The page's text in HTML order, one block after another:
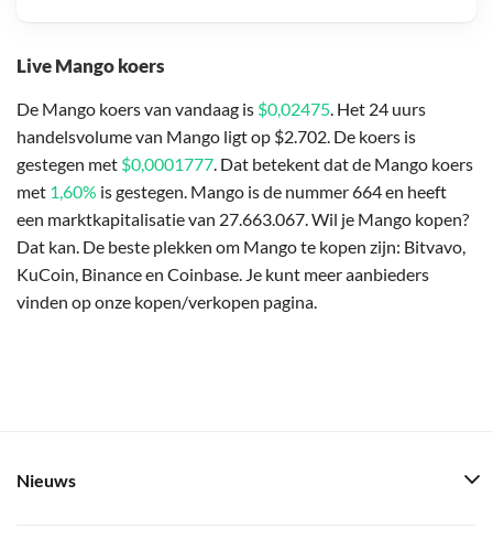
Live Mango koers
De Mango koers van vandaag is $0,02475. Het 24 uurs
handelsvolume van Mango ligt op $2.702. De koers is
gestegen met $0,0001777. Dat betekent dat de Mango koers
met 1,60% is gestegen. Mango is de nummer 664 en heeft
een marktkapitalisatie van 27.663.067. Wil je Mango kopen?
Dat kan. De beste plekken om Mango te kopen zijn: Bitvavo,
KuCoin, Binance en Coinbase. Je kunt meer aanbieders
vinden op onze kopen/verkopen pagina.
Nieuws